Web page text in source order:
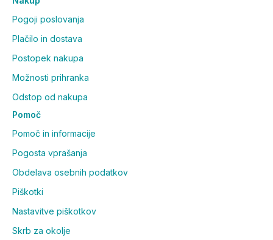
Pogoji poslovanja
Plačilo in dostava
Postopek nakupa
Možnosti prihranka
Odstop od nakupa
Pomoč
Pomoč in informacije
Pogosta vprašanja
Obdelava osebnih podatkov
Piškotki
Nastavitve piškotkov
Skrb za okolje